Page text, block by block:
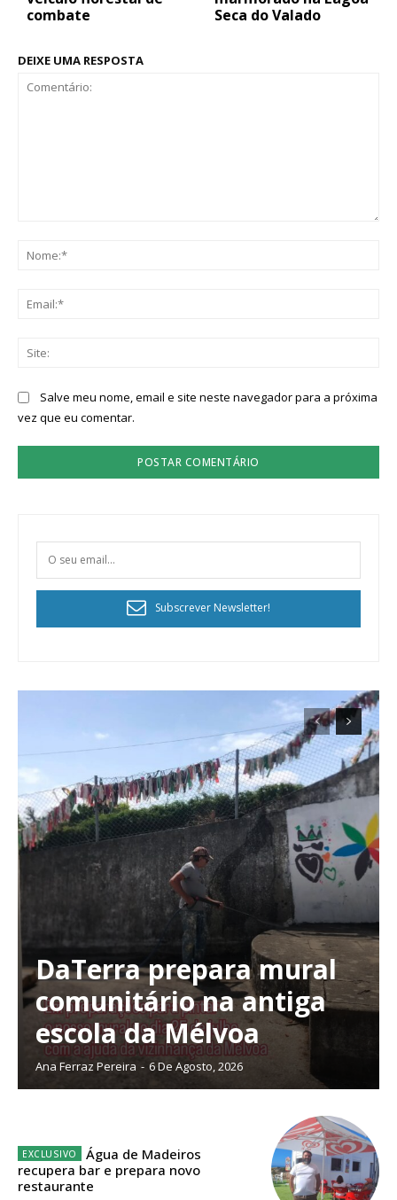
Planos de Assinatura
Faça-se assinante do Região de Cister e ajude-nos a manter este serviço
público!
Sendo assinante terá acesso a todos os conteúdos exclusivos e versões
digitais.
Escolha o plano de assinatura desejado:
ASSINATURA
IMPRESSA
32€
12 meses
Edição em papel entregue à Quinta-feira em sua
casa
combate
Seca do Valado
DEIXE UMA RESPOSTA
Salve meu nome, email e site neste navegador para a próxima
vez que eu comentar.
Subscrever Newsletter!
DaTerra prepara mural
comunitário na antiga
escola da Mélvoa
Ana Ferraz Pereira - 6 De Agosto, 2026
Água de Madeiros
recupera bar e prepara novo
restaurante